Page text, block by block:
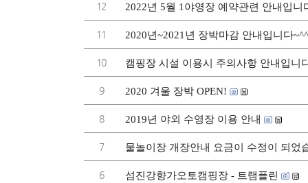
12 2022년 5월 1야영장 예약관련 안내입니
11 2020년~2021년 장박마감 안내입니다~^^
10 캠핑장 시설 이용시 주의사항 안내입니
9 2020 겨울 장박 OPEN!
8 2019년 야외 수영장 이용 안내
7 물놀이장 개장안내 요금이 수정이 되었
6 섬진강향가오토캠핑장 - 트램플린